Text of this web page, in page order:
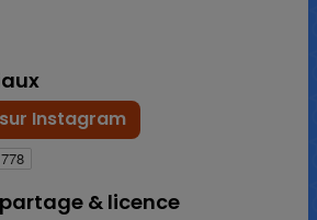
Instagram
& licence